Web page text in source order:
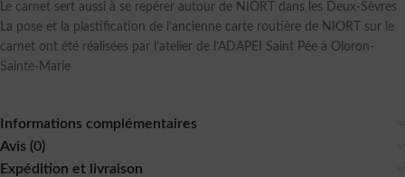
Le carnet sert aussi à se repérer autour de NIORT dans les Deux-Sèvres
La pose et la plastification de l’ancienne carte routière de NIORT sur le
carnet ont été réalisées par l’atelier de l’ADAPEI Saint Pée à Oloron-
Sainte-Marie
Informations complémentaires
Avis (0)
Expédition et livraison